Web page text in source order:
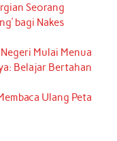
Seorang
bagi Nakes
Mulai Menua
Belajar Bertahan
Ulang Peta